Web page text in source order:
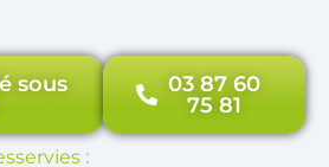
sous
03 87 60
75 81
: